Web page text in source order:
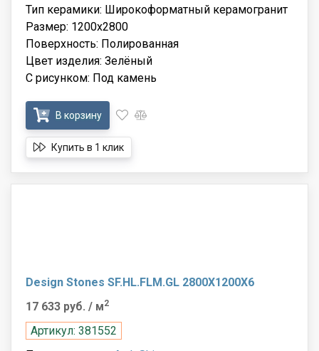
Тип керамики: Широкоформатный керамогранит
Размер: 1200x2800
Поверхность: Полированная
Цвет изделия: Зелёный
С рисунком: Под камень
В корзину
Купить в 1 клик
Design Stones SF.HL.FLM.GL 2800X1200X6
17 633 руб. / м2
Артикул: 381552